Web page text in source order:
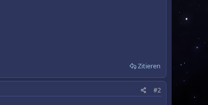
Zitieren
#2